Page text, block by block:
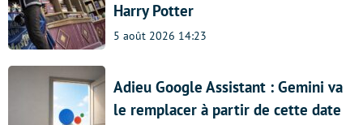
Harry Potter
5 août 2026 14:23
Adieu Google Assistant : Gemini va
le remplacer à partir de cette date